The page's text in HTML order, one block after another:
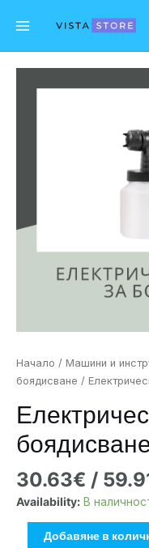
Начало / Машини и
боядисване /
30.63€ /
Availability: В
Добавяне в